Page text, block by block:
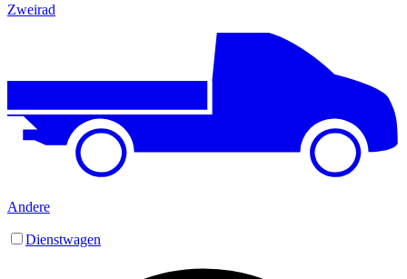
Zweirad
Andere
Dienstwagen